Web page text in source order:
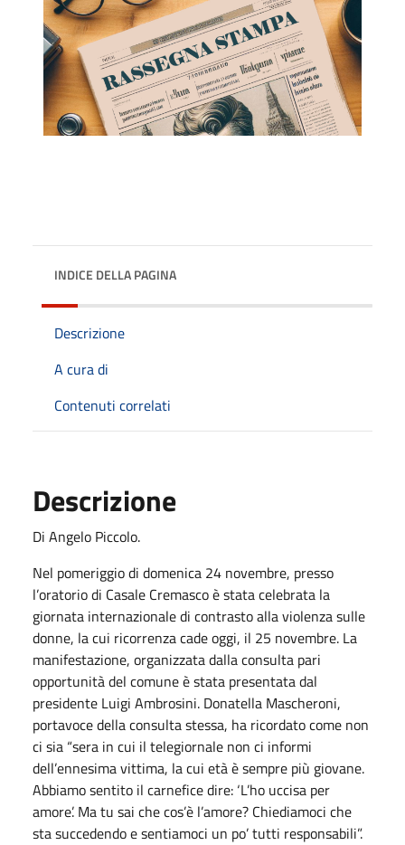
INDICE DELLA PAGINA
Descrizione
A cura di
Contenuti correlati
Descrizione
Di Angelo Piccolo.
Nel pomeriggio di domenica 24 novembre, presso
l’oratorio di Casale Cremasco è stata celebrata la
giornata internazionale di contrasto alla violenza sulle
donne, la cui ricorrenza cade oggi, il 25 novembre. La
manifestazione, organizzata dalla consulta pari
opportunità del comune è stata presentata dal
presidente Luigi Ambrosini. Donatella Mascheroni,
portavoce della consulta stessa, ha ricordato come non
ci sia “sera in cui il telegiornale non ci informi
dell’ennesima vittima, la cui età è sempre più giovane.
Abbiamo sentito il carnefice dire: ‘L’ho uccisa per
amore’. Ma tu sai che cos’è l’amore? Chiediamoci che
sta succedendo e sentiamoci un po’ tutti responsabili”.